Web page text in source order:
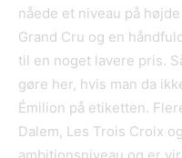
nåede et niveau på
Grand Cru og en
til en noget lavere pris.
gøre her, hvis man da
Émilion på etiketten.
Dalem, Les Trois Croix